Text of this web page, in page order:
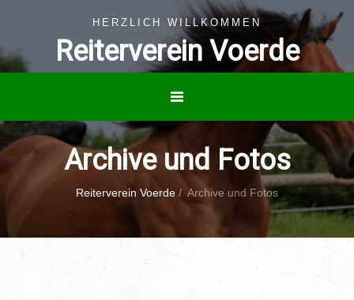
HERZLICH WILLKOMMEN
Reiterverein Voerde
Archive und Fotos
Reiterverein Voerde / Archive und Fotos